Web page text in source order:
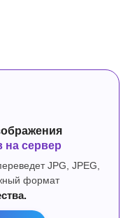
на сервер
JPG, JPEG,
формат